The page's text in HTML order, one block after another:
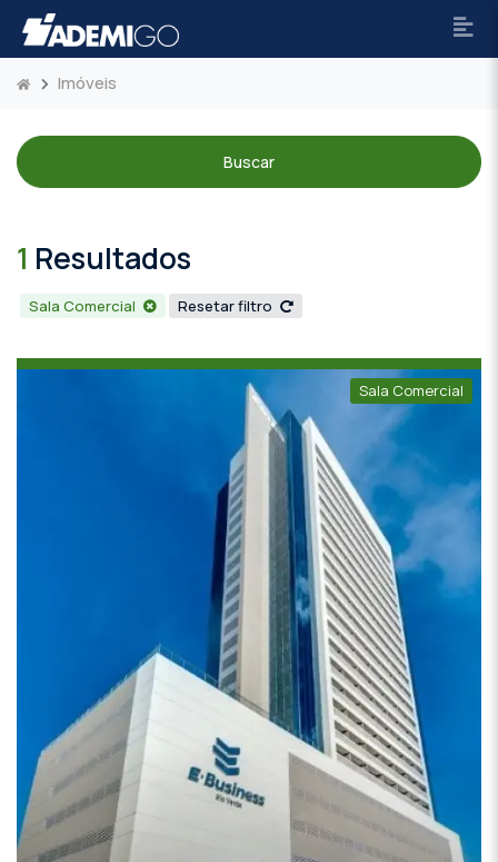
Imóveis
Buscar
1 Resultados
Sala Comercial Resetar filtro
Sala Comercial